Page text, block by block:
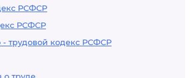
РСФСР
РСФСР
- трудовой кодекс РСФСР